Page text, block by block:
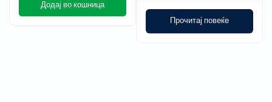
Додај во кошница
Прочитај повеќе